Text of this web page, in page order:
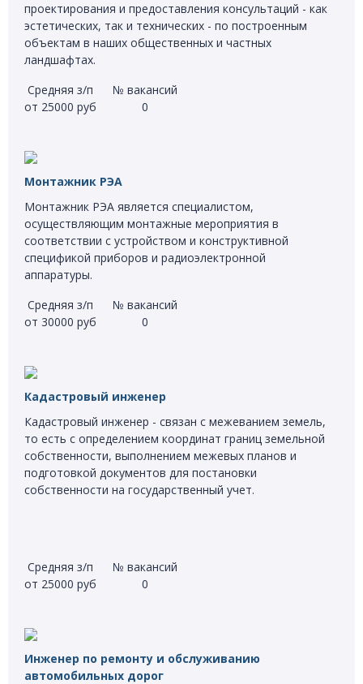
проектирования и предоставления консультаций - как
эстетических, так и технических - по построенным
объектам в наших общественных и частных
ландшафтах.
Средняя з/п
от 25000 руб
№ вакансий
0
Монтажник РЭА
Монтажник РЭА является специалистом,
осуществляющим монтажные мероприятия в
соответствии с устройством и конструктивной
спецификой приборов и радиоэлектронной
аппаратуры.
Средняя з/п
от 30000 руб
№ вакансий
0
Кадастровый инженер
Кадастровый инженер - связан с межеванием земель,
то есть с определением координат границ земельной
собственности, выполнением межевых планов и
подготовкой документов для постановки
собственности на государственный учет.
Средняя з/п
от 25000 руб
№ вакансий
0
Инженер по ремонту и обслуживанию
автомобильных дорог